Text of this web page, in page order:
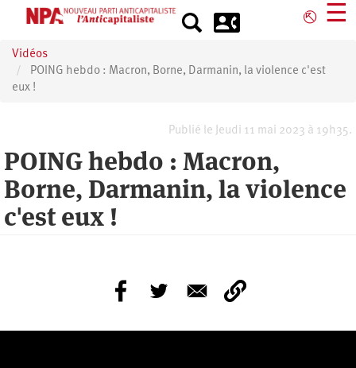
principal
⎋ ☰
Vidéos
POING hebdo : Macron, Borne, Darmanin, la violence c'est
eux !
Publié le Jeudi 11 mai 2023 à 19h35.
POING hebdo : Macron,
Borne, Darmanin, la violence
c'est eux !